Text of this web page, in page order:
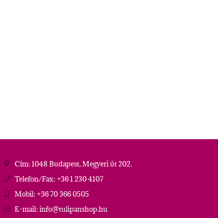
Cím: 1048 Budapest, Megyeri út 202.
Telefon/Fax: +36 1 230 4107
Mobil: +36 70 366 0505
E-mail: info@tulipanshop.hu